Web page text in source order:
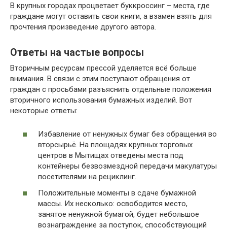
В крупных городах процветает буккроссинг – места, где
граждане могут оставить свои книги, а взамен взять для
прочтения произведение другого автора.
Ответы на частые вопросы
Вторичным ресурсам прессой уделяется всё больше
внимания. В связи с этим поступают обращения от
граждан с просьбами разъяснить отдельные положения
вторичного использования бумажных изделий. Вот
некоторые ответы:
Избавление от ненужных бумаг без обращения во
вторсырьё. На площадях крупных торговых
центров в Мытищах отведены места под
контейнеры безвозмездной передачи макулатуры
посетителями на рециклинг.
Положительные моменты в сдаче бумажной
массы. Их несколько: освободится место,
занятое ненужной бумагой, будет небольшое
вознаграждение за поступок, способствующий